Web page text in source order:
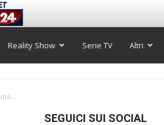
Reality Show Serie TV Altri
SEGUICI SUI SOCIAL